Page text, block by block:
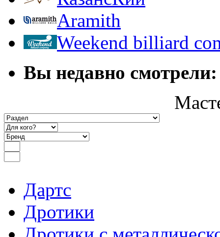
Aramith
Weekend billiard
Вы недавно смотрели:
Дартс
Дротики